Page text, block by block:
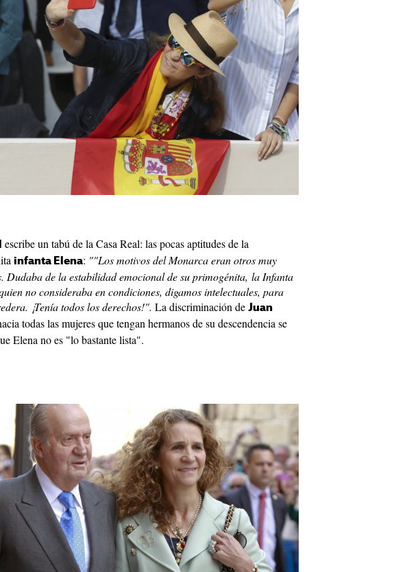
escribe un tabú de la Casa Real: las pocas aptitudes de la
infanta Elena: ""Los motivos del Monarca eran otros muy
Dudaba de la estabilidad emocional de su primogénita, la Infanta
no consideraba en condiciones, digamos intelectuales, para
¡Tenía todos los derechos!". La discriminación de Juan
todas las mujeres que tengan hermanos de su descendencia se
Elena no es "lo bastante lista".